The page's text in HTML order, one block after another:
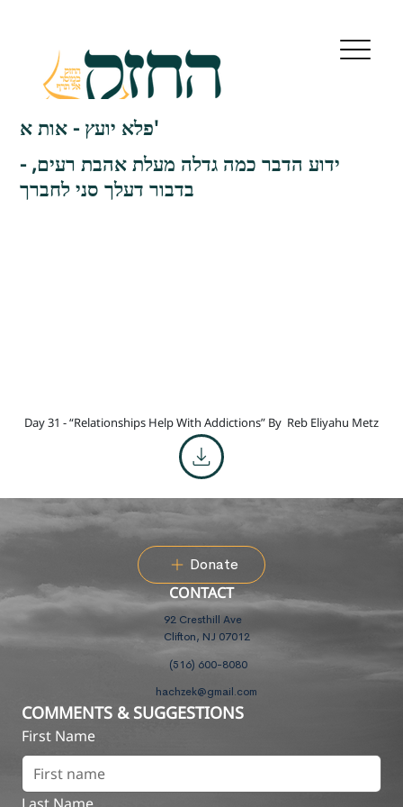
פלא יועץ - אות א'
ידוע הדבר כמה גדלה מעלת אהבת רעים, -
בדבור דעלך סני לחברך
Day 31 - “Relationships Help With Addictions” By Reb Eliyahu Metz
Donate
CONTACT
92 Cresthill Ave
Clifton, NJ 07012
(516) 600-8080
hachzek@gmail.com
COMMENTS & SUGGESTIONS
First Name